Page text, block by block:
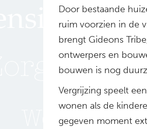
Door bestaande
ruim voorzien in de
brengt Gideons
ontwerpers en
bouwen is nog
Vergrijzing speelt
wonen als de
gegeven moment